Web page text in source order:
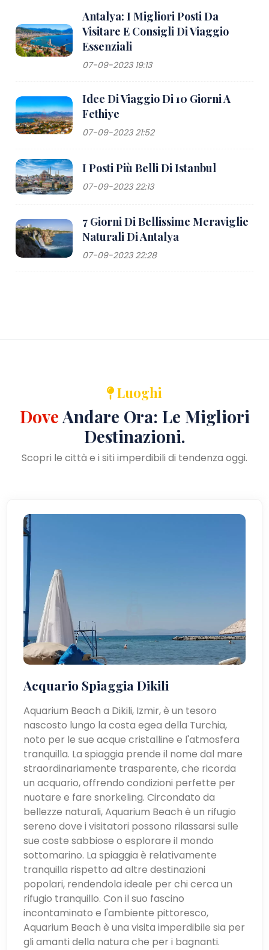
Antalya: I Migliori Posti Da
Visitare E Consigli Di Viaggio
Essenziali
07-09-2023 19:13
Idee Di Viaggio Di 10 Giorni A
Fethiye
07-09-2023 21:52
I Posti Più Belli Di Istanbul
07-09-2023 22:13
7 Giorni Di Bellissime Meraviglie
Naturali Di Antalya
07-09-2023 22:28
Luoghi
DoveAndare Ora: Le Migliori
Destinazioni.
Scopri le città e i siti imperdibili di tendenza oggi.
Acquario Spiaggia Dikili
Aquarium Beach a Dikili, Izmir, è un tesoro
nascosto lungo la costa egea della Turchia,
noto per le sue acque cristalline e l'atmosfera
tranquilla. La spiaggia prende il nome dal mare
straordinariamente trasparente, che ricorda
un acquario, offrendo condizioni perfette per
nuotare e fare snorkeling. Circondato da
bellezze naturali, Aquarium Beach è un rifugio
sereno dove i visitatori possono rilassarsi sulle
sue coste sabbiose o esplorare il mondo
sottomarino. La spiaggia è relativamente
tranquilla rispetto ad altre destinazioni
popolari, rendendola ideale per chi cerca un
rifugio tranquillo. Con il suo fascino
incontaminato e l'ambiente pittoresco,
Aquarium Beach è una visita imperdibile sia per
gli amanti della natura che per i bagnanti.